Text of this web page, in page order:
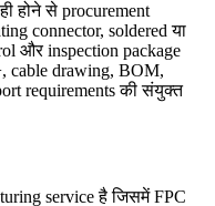
होने से procurement
connector, soldered या
और inspection package
cable drawing, BOM,
requirements की संयुक्त
service है जिसमें FPC